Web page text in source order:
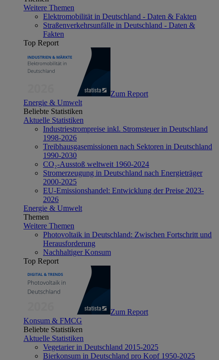
Weitere Themen
Elektromobilität in Deutschland - Daten & Fakten
Straßenverkehrsunfälle in Deutschland - Daten &
Fakten
Top Report
Zum Report
Energie & Umwelt
Beliebte Statistiken
Aktuelle Statistiken
Industriestrompreise inkl. Stromsteuer in Deutschland
1998-2026
Treibhausgasemissionen nach Sektoren in Deutschland
1990-2030
CO₂-Ausstoß weltweit 1960-2024
Stromerzeugung in Deutschland nach Energieträger
2000-2025
EU-Emissionshandel: Entwicklung der Preise 2023-
2026
Energie & Umwelt
Themen
Weitere Themen
Photovoltaik in Deutschland: Zwischen Fortschritt und
Herausforderung
Nachhaltiger Konsum
Top Report
Zum Report
Konsum & FMCG
Beliebte Statistiken
Aktuelle Statistiken
Vegetarier in Deutschland 2015-2025
Bierkonsum in Deutschland pro Kopf 1950-2025